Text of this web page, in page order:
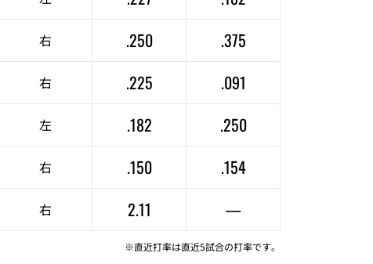
右 .250
.375
右 .225
.091
左 .182
.250
右 .150
.154
右 2.11 —
※直近打率は直近5試合の打率です。